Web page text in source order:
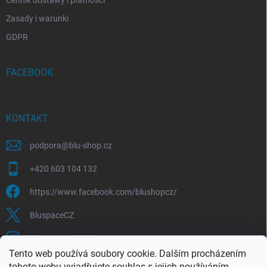
Tento web používá soubory cookie. Dalším procházením
Zasady i warunki
GDPR
FACEBOOK
KONTAKT
podpora@blu-shop.cz
+420 603 104 132
https://www.facebook.com/blushopcz/
BluspaceCZ
bluspace.cz_blushop.cz